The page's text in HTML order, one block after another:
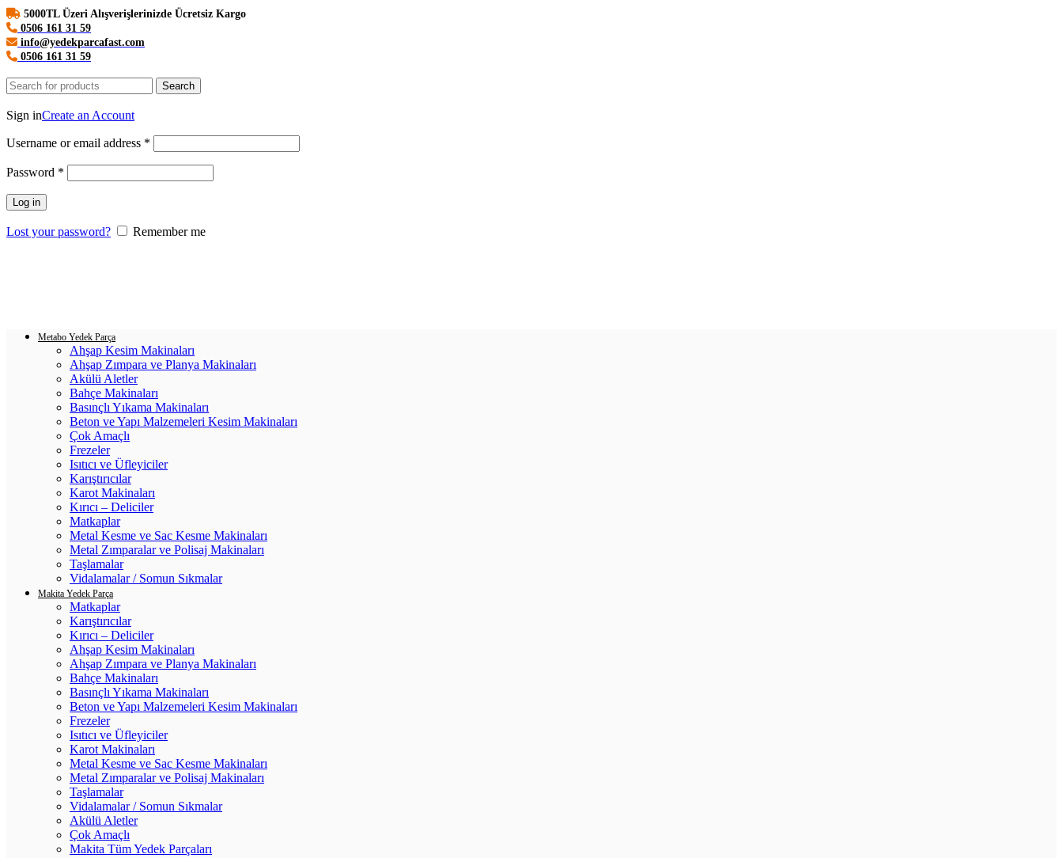
5000TL Üzeri Alışverişlerinizde Ücretsiz Kargo
0506 161 31 59
info@yedekparcafast.com
0506 161 31 59
Search
Sign inCreate an Account
Username or email address *
Password *
Log in
Lost your password?
Remember me
Metabo Yedek Parça
Ahşap Kesim Makinaları
Ahşap Zımpara ve Planya Makinaları
Akülü Aletler
Bahçe Makinaları
Basınçlı Yıkama Makinaları
Beton ve Yapı Malzemeleri Kesim Makinaları
Çok Amaçlı
Frezeler
Isıtıcı ve Üfleyiciler
Karıştırıcılar
Karot Makinaları
Kırıcı – Deliciler
Matkaplar
Metal Kesme ve Sac Kesme Makinaları
Metal Zımparalar ve Polisaj Makinaları
Taşlamalar
Vidalamalar / Somun Sıkmalar
Makita Yedek Parça
Matkaplar
Karıştırıcılar
Kırıcı – Deliciler
Ahşap Kesim Makinaları
Ahşap Zımpara ve Planya Makinaları
Bahçe Makinaları
Basınçlı Yıkama Makinaları
Beton ve Yapı Malzemeleri Kesim Makinaları
Frezeler
Isıtıcı ve Üfleyiciler
Karot Makinaları
Metal Kesme ve Sac Kesme Makinaları
Metal Zımparalar ve Polisaj Makinaları
Taşlamalar
Vidalamalar / Somun Sıkmalar
Akülü Aletler
Çok Amaçlı
Makita Tüm Yedek Parçaları